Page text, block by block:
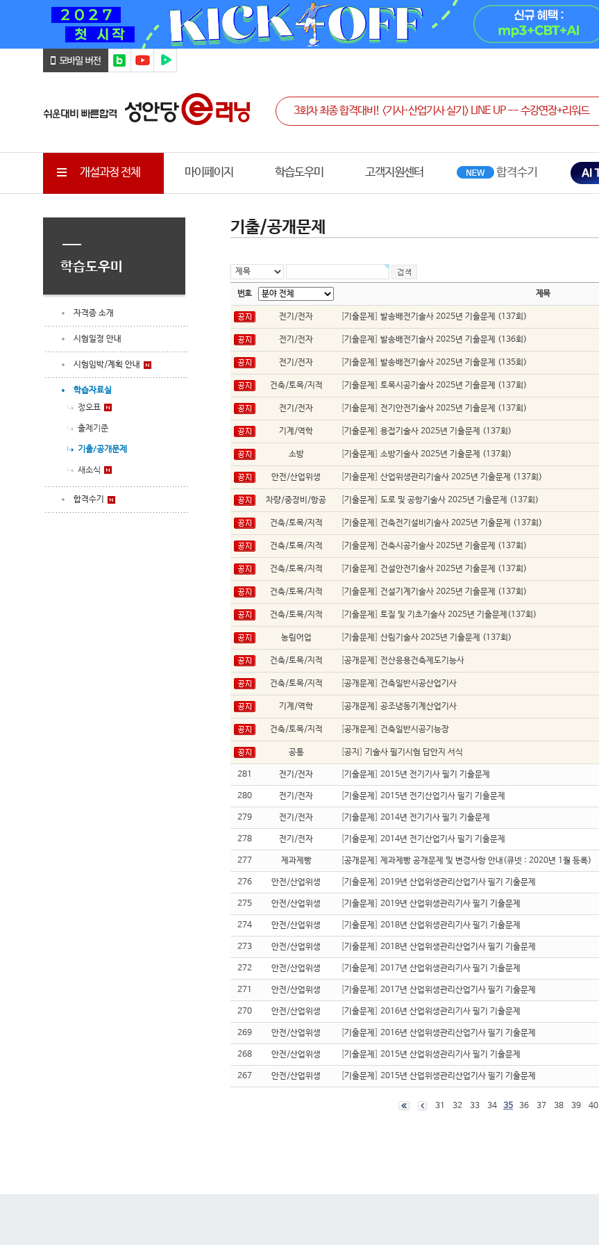
개설과정 전체 마이페이지 학습도우미 고객지원센터
학습도우미
자격증 소개
시험일정 안내
시험임박/계획 안내
학습자료실
정오표
출제기준
기출/공개문제
새소식
합격수기
기출/공개문제
번호 제목
전기/전자 기출문제 발송배전기술사 2025년 기출문제 (137회)
전기/전자 기출문제 발송배전기술사 2025년 기출문제 (136회)
전기/전자 기출문제 발송배전기술사 2025년 기출문제 (135회)
건축/토목/지적 기출문제 토목시공기술사 2025년 기출문제 (137회)
전기/전자 기출문제 전기안전기술사 2025년 기출문제 (137회)
기계/역학 기출문제 용접기술사 2025년 기출문제 (137회)
소방 기출문제 소방기술사 2025년 기출문제 (137회)
안전/산업위생 기출문제 산업위생관리기술사 2025년 기출문제 (137회)
차량/중장비/항공 기출문제 도로 및 공항기술사 2025년 기출문제 (137회)
건축/토목/지적 기출문제 건축전기설비기술사 2025년 기출문제 (137회)
건축/토목/지적 기출문제 건축시공기술사 2025년 기출문제 (137회)
건축/토목/지적 기출문제 건설안전기술사 2025년 기출문제 (137회)
건축/토목/지적 기출문제 건설기계기술사 2025년 기출문제 (137회)
건축/토목/지적 기출문제 토질 및 기초기술사 2025년 기출문제(137회)
농림어업 기출문제 산림기술사 2025년 기출문제 (137회)
건축/토목/지적 공개문제 전산응용건축제도기능사
건축/토목/지적 공개문제 건축일반시공산업기사
기계/역학 공개문제 공조냉동기계산업기사
건축/토목/지적 공개문제 건축일반시공기능장
공통 공지 기술사 필기시험 답안지 서식
281 전기/전자 기출문제 2015년 전기기사 필기 기출문제
280 전기/전자 기출문제 2015년 전기산업기사 필기 기출문제
279 전기/전자 기출문제 2014년 전기기사 필기 기출문제
278 전기/전자 기출문제 2014년 전기산업기사 필기 기출문제
277 제과제빵 공개문제 제과제빵 공개문제 및 변경사항 안내(큐넷 : 2020년 1월 등록)
276 안전/산업위생 기출문제 2019년 산업위생관리산업기사 필기 기출문제
275 안전/산업위생 기출문제 2019년 산업위생관리기사 필기 기출문제
274 안전/산업위생 기출문제 2018년 산업위생관리기사 필기 기출문제
273 안전/산업위생 기출문제 2018년 산업위생관리산업기사 필기 기출문제
272 안전/산업위생 기출문제 2017년 산업위생관리기사 필기 기출문제
271 안전/산업위생 기출문제 2017년 산업위생관리산업기사 필기 기출문제
270 안전/산업위생 기출문제 2016년 산업위생관리기사 필기 기출문제
269 안전/산업위생 기출문제 2016년 산업위생관리산업기사 필기 기출문제
268 안전/산업위생 기출문제 2015년 산업위생관리기사 필기 기출문제
267 안전/산업위생 기출문제 2015년 산업위생관리산업기사 필기 기출문제
31 32 33 34 35 36 37 38 39 40